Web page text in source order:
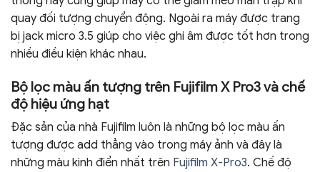
quay đối tượng chuyển động. Ngoài ra máy được trang
bị jack micro 3.5 giúp cho việc ghi âm được tốt hơn trong
nhiều điều kiện khác nhau.
Bộ lọc màu ấn tượng trên Fujifilm X Pro3 và chế
độ hiệu ứng hạt
Đặc sản của nhà Fujifilm luôn là những bộ lọc màu ấn
tượng được add thẳng vào trong máy ảnh và đây là
những màu kinh điển nhất trên Fujifilm X-Pro3. Chế độ